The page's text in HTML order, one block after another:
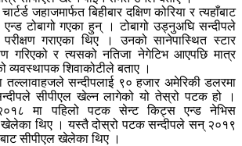
जहाजमार्फत बिहीबार दक्षिण कोरिया र त्यहाँबाट
एन्ड टोबागो गएका हुन् । टोबागो उड्नुअघि सन्दीपले
गराएका थिए । उनको सानेपास्थित स्टार
गरिएको र त्यसको नतिजा नेगेटिभ आएपछि मात्र
व्यवस्थापक शिवाकोटीले बताए ।
तल्लावाहजले सन्दीपलाई ९० हजार अमेरिकी डलरमा
सीपीएल खेल्न लागेको यो तेस्रो पटक हो ।
मा पहिलो पटक सेन्ट किट्स एन्ड नेभिस
खेलेका थिए । यस्तै दोस्रो पटक सन्दीपले सन् २०१९
सीपीएल खेलेका थिए ।